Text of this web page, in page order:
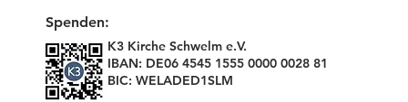
Spenden:
K3 Kirche Schwelm e.V.
IBAN: DE06 4545 1555 0000 0028 81
BIC: WELADED1SLM